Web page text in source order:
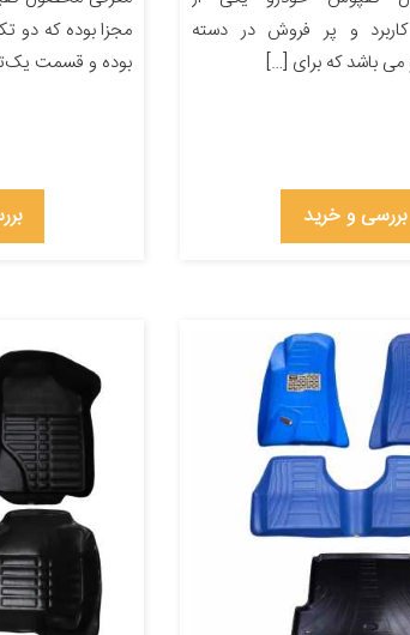
و پر فروش در دسته
باشد که برای […]
بررسی و خرید
مجزا بوده که دو
بوده و قسمت